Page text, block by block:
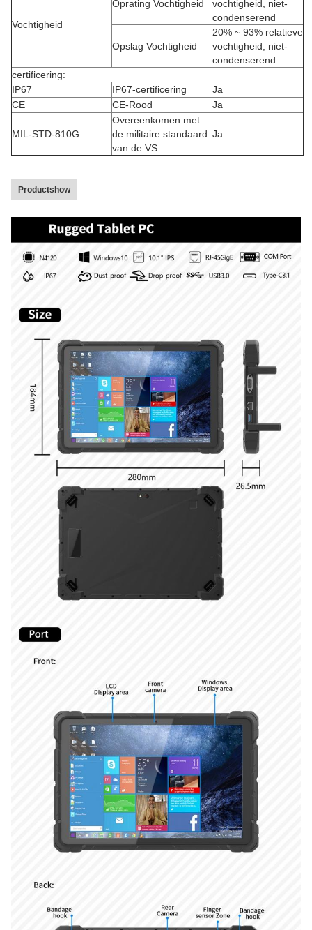
Vochtigheid
Oprating Vochtigheid
vochtigheid, niet-
condenserend
Opslag Vochtigheid
20% ~ 93% relatieve
vochtigheid, niet-
condenserend
certificering:
IP67
IP67-certificering
Ja
CE
CE-Rood Ja
MIL-STD-810G
Overeenkomen met
de militaire standaard
van de VS
Ja
Productshow